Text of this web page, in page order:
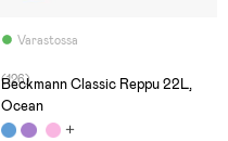
Varastossa
(126)
Beckmann Classic Reppu 22L,
Ocean